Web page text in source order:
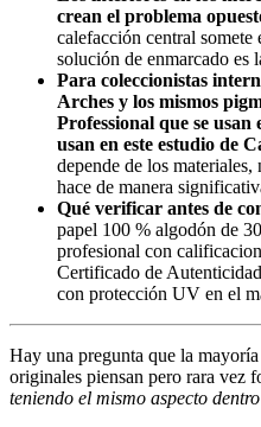
crean el problema
calefacción central somete
solución de enmarcado es
Para coleccionistas
Arches y los mismos
Professional que se
usan en este estudio de
depende de los
hace de manera
Qué verificar antes de
papel 100 % algodón de
profesional con
Certificado de
con protección UV en el
Hay una pregunta que la
originales piensan pero rara vez
teniendo el mismo aspecto